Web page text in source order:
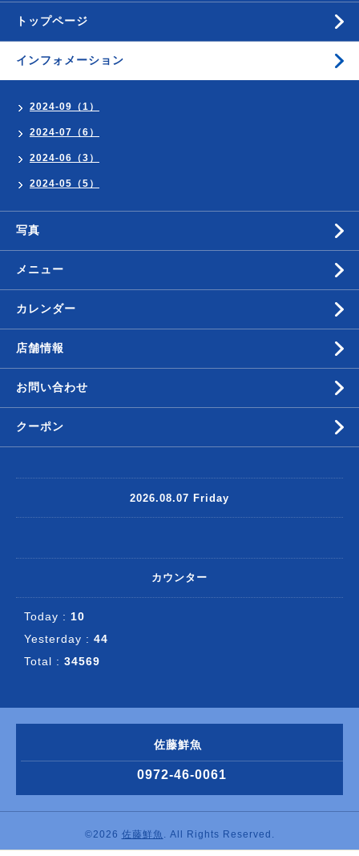
トップページ
インフォメーション
2024-09（1）
2024-07（6）
2024-06（3）
2024-05（5）
写真
メニュー
カレンダー
店舗情報
お問い合わせ
クーポン
2026.08.07 Friday
カウンター
Today : 10
Yesterday : 44
Total : 34569
佐藤鮮魚
0972-46-0061
©2026 佐藤鮮魚 . All Rights Reserved.